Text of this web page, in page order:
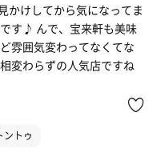
かけしてから気になってま
す♪ んで、宝来軒も美味
雰囲気変わってなくてな
変わらずの人気店ですね
トゥ